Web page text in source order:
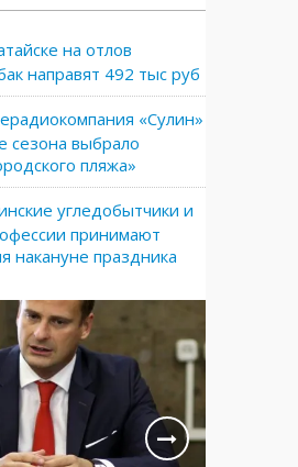
на отлов
направят 492 тыс руб
«Сулин»
сезона выбрало
пляжа»
угледобытчики и
принимают
накануне праздника